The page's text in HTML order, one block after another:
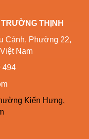
THỊNH
Cảnh, Phường 22,
Nam
494
Kiến Hưng,